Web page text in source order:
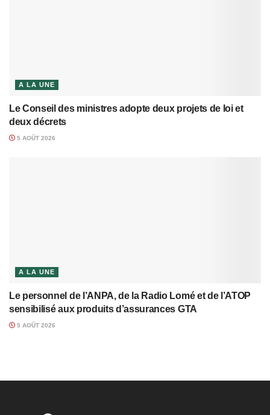
A LA UNE
Le Conseil des ministres adopte deux projets de loi et
deux décrets
5 AOÛT 2026
A LA UNE
Le personnel de l’ANPA, de la Radio Lomé et de l’ATOP
sensibilisé aux produits d’assurances GTA
5 AOÛT 2026